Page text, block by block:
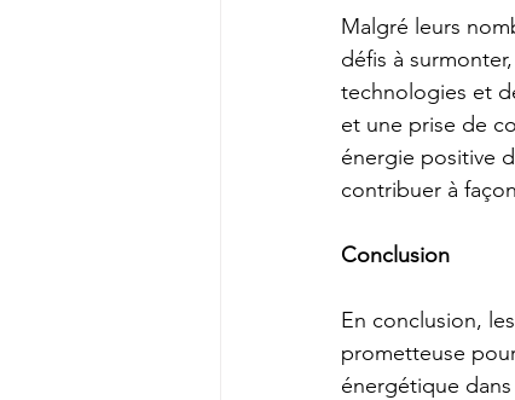
Malgré leurs
défis à
technologies et
et une prise de
énergie positive
contribuer à
Conclusion
En conclusion,
prometteuse
énergétique